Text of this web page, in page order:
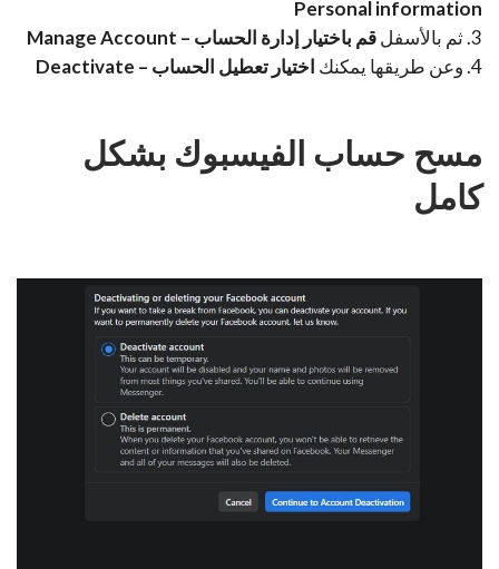
Personal information
3. ثم بالأسفل
قم باختيار إدارة الحساب – Manage Account
4. وعن طريقها يمكنك
اختيار تعطيل الحساب – Deactivate
مسح حساب الفيسبوك بشكل
كامل